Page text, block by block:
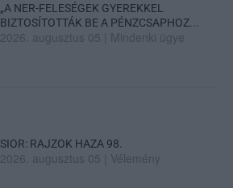
„A NER-FELESÉGEK GYEREKKEL
BIZTOSÍTOTTÁK BE A PÉNZCSAPHOZ...
2026. augusztus 05 Mindenki ügye
SIOR: RAJZOK HAZA 98.
2026. augusztus 05 Vélemény